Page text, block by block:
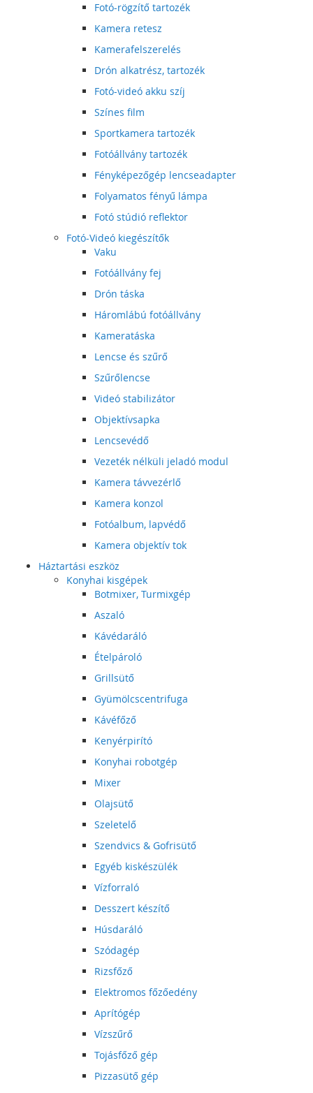
Fotó-rögzítő tartozék
Kamera retesz
Kamerafelszerelés
Drón alkatrész, tartozék
Fotó-videó akku szíj
Színes film
Sportkamera tartozék
Fotóállvány tartozék
Fényképezőgép lencseadapter
Folyamatos fényű lámpa
Fotó stúdió reflektor
Fotó-Videó kiegészítők
Vaku
Fotóállvány fej
Drón táska
Háromlábú fotóállvány
Kameratáska
Lencse és szűrő
Szűrőlencse
Videó stabilizátor
Objektívsapka
Lencsevédő
Vezeték nélküli jeladó modul
Kamera távvezérlő
Kamera konzol
Fotóalbum, lapvédő
Kamera objektív tok
Háztartási eszköz
Konyhai kisgépek
Botmixer, Turmixgép
Aszaló
Kávédaráló
Ételpároló
Grillsütő
Gyümölcscentrifuga
Kávéfőző
Kenyérpirító
Konyhai robotgép
Mixer
Olajsütő
Szeletelő
Szendvics & Gofrisütő
Egyéb kiskészülék
Vízforraló
Desszert készítő
Húsdaráló
Szódagép
Rizsfőző
Elektromos főzőedény
Aprítógép
Vízszűrő
Tojásfőző gép
Pizzasütő gép